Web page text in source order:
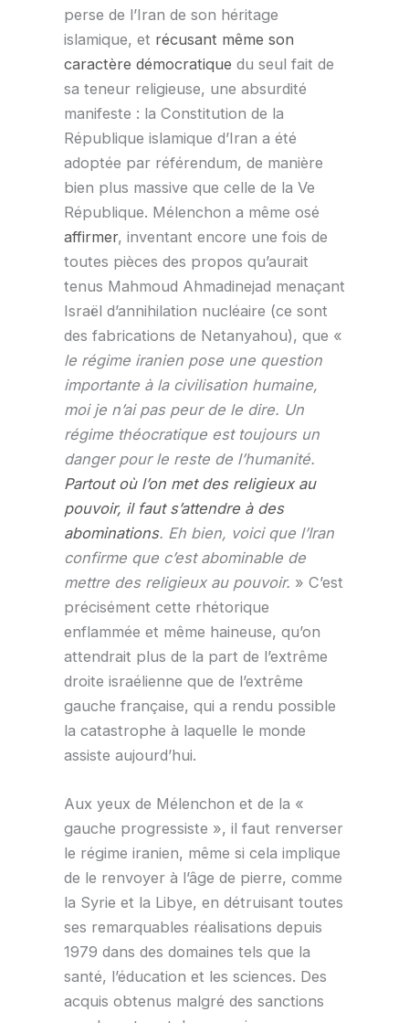
perse de l’Iran de son héritage
islamique, et récusant même son
caractère démocratique du seul fait de
sa teneur religieuse, une absurdité
manifeste : la Constitution de la
République islamique d’Iran a été
adoptée par référendum, de manière
bien plus massive que celle de la Ve
République. Mélenchon a même osé
affirmer, inventant encore une fois de
toutes pièces des propos qu’aurait
tenus Mahmoud Ahmadinejad menaçant
Israël d’annihilation nucléaire (ce sont
des fabrications de Netanyahou), que «
le régime iranien pose une question
importante à la civilisation humaine,
moi je n’ai pas peur de le dire. Un
régime théocratique est toujours un
danger pour le reste de l’humanité.
Partout où l’on met des religieux au
pouvoir, il faut s’attendre à des
abominations. Eh bien, voici que l’Iran
confirme que c’est abominable de
mettre des religieux au pouvoir. » C’est
précisément cette rhétorique
enflammée et même haineuse, qu’on
attendrait plus de la part de l’extrême
droite israélienne que de l’extrême
gauche française, qui a rendu possible
la catastrophe à laquelle le monde
assiste aujourd’hui.
Aux yeux de Mélenchon et de la «
gauche progressiste », il faut renverser
le régime iranien, même si cela implique
de le renvoyer à l’âge de pierre, comme
la Syrie et la Libye, en détruisant toutes
ses remarquables réalisations depuis
1979 dans des domaines tels que la
santé, l’éducation et les sciences. Des
acquis obtenus malgré des sanctions